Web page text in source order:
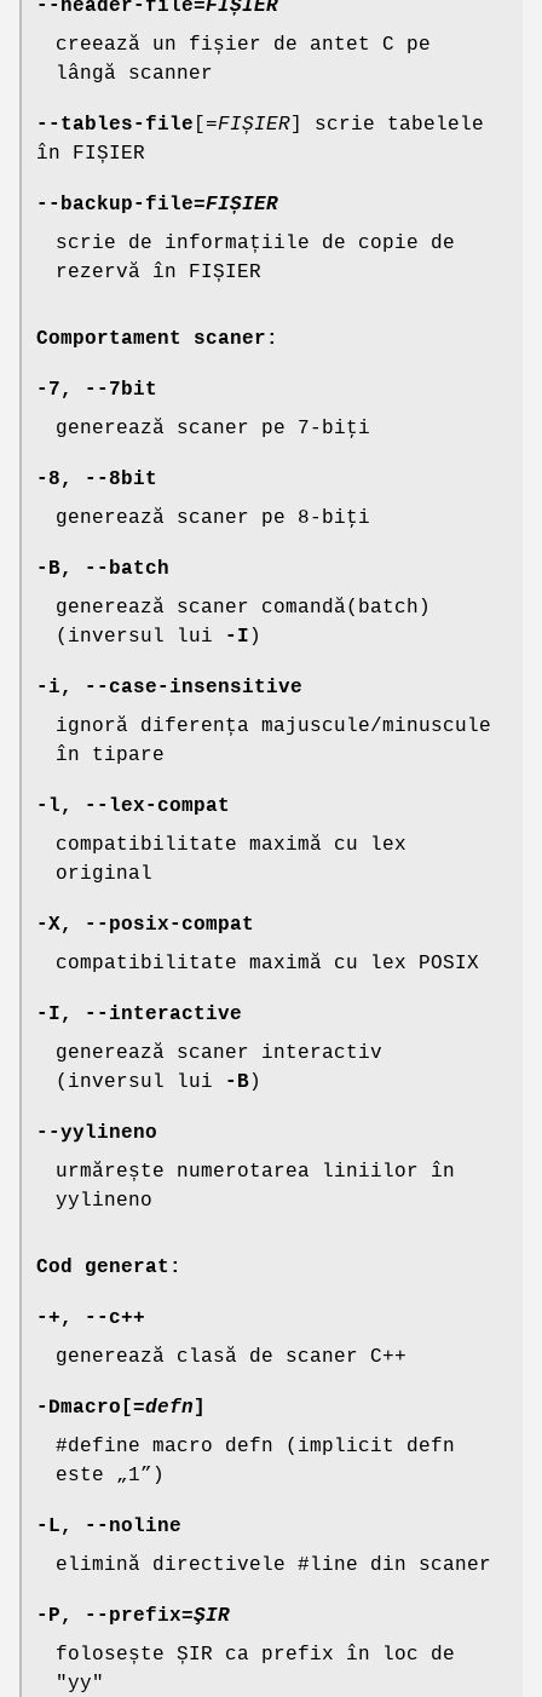
--header-file=FIȘIER
creează un fișier de antet C pe
lângă scanner
--tables-file [=FIȘIER ] scrie tabelele
în FIȘIER
--backup-file=FIȘIER
scrie de informațiile de copie de
rezervă în FIȘIER
Comportament scaner:
-7,
--7bit
generează scaner pe 7-biţi
-8,
--8bit
generează scaner pe 8-biţi
-B,
--batch
generează scaner comandă(batch)
(inversul lui
-I )
-i,
--case-insensitive
ignoră diferența majuscule/minuscule
în tipare
-l,
--lex-compat
compatibilitate maximă cu lex
original
-X,
--posix-compat
compatibilitate maximă cu lex POSIX
-I,
--interactive
generează scaner interactiv
(inversul lui
-B)
--yylineno
urmărește numerotarea liniilor în
yylineno
Cod generat:
-+, --c++
generează clasă de scaner C++
-Dmacro [=defn]
#define macro defn (implicit defn
este „1”)
-L,
--noline
elimină directivele #line din scaner
-P, --prefix=ŞIR
folosește ȘIR ca prefix în loc de
"yy"